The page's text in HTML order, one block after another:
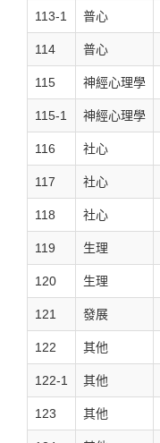
113-1 普心
114 普心
115 神經心理學
115-1 神經心理學
116 社心
117 社心
118 社心
119 生理
120 生理
121 發展
122 其他
122-1 其他
123 其他